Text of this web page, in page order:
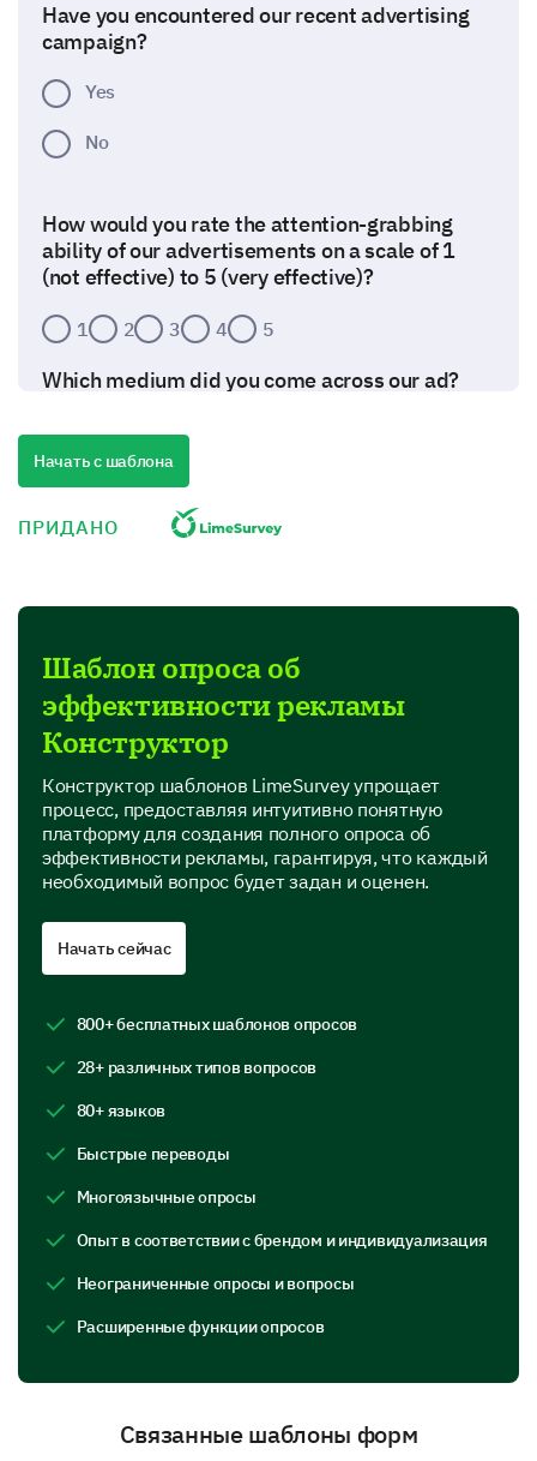
Have you encountered our recent advertising
campaign?
Yes
No
How would you rate the attention-grabbing
ability of our advertisements on a scale of 1
(not effective) to 5 (very effective)?
1 2 3 4 5
Which medium did you come across our ad?
Television
Internet (Social Media, Websites)
Print (Newspapers, Magazines)
Please enter your comment here:
Perception and Interpretation of Ad
Content
This section focuses on how you interpret our ad
What do you believe were the main messages
Brand Awareness
Price Promotion
Начать с шаблона
ПРИДАНО
Шаблон опроса об
эффективности рекламы
Конструктор
Конструктор шаблонов LimeSurvey упрощает
процесс, предоставляя интуитивно понятную
платформу для создания полного опроса об
эффективности рекламы, гарантируя, что каждый
необходимый вопрос будет задан и оценен.
Начать сейчас
800+ бесплатных шаблонов опросов
28+ различных типов вопросов
80+ языков
Быстрые переводы
Многоязычные опросы
Опыт в соответствии с брендом и индивидуализация
Неограниченные опросы и вопросы
Расширенные функции опросов
Связанные шаблоны форм